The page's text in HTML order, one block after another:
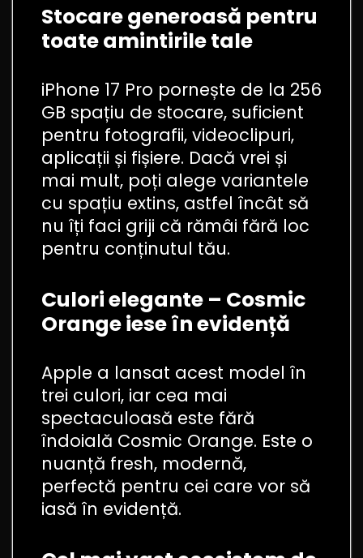
Stocare generoasă pentru
toate amintirile tale
iPhone 17 Pro pornește de la 256
GB spațiu de stocare, suficient
pentru fotografii, videoclipuri,
aplicații și fișiere. Dacă vrei și
mai mult, poți alege variantele
cu spațiu extins, astfel încât să
nu îți faci griji că rămâi fără loc
pentru conținutul tău.
Culori elegante – Cosmic
Orange iese în evidență
Apple a lansat acest model în
trei culori, iar cea mai
spectaculoasă este fără
îndoială Cosmic Orange. Este o
nuanță fresh, modernă,
perfectă pentru cei care vor să
iasă în evidență.